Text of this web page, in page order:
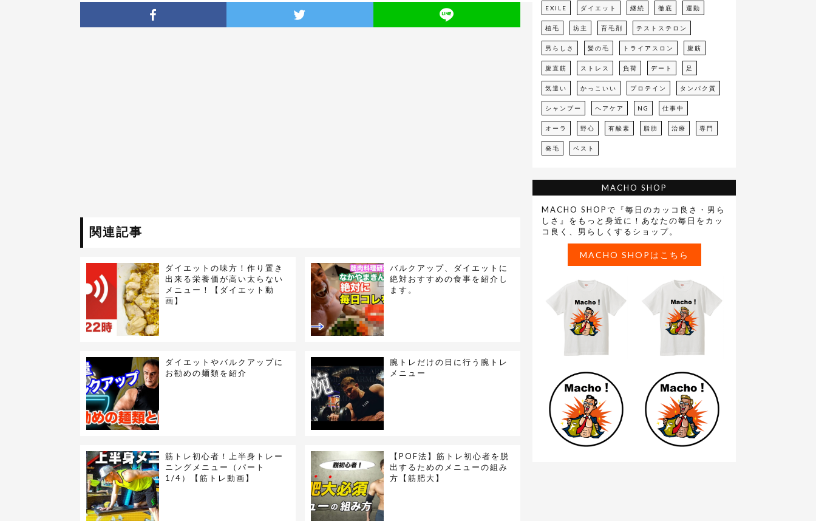
関連記事
ダイエットの味方！作り置き
出来る栄養価が高い太らない
メニュー！【ダイエット動
画】
バルクアップ、ダイエットに
絶対おすすめの食事を紹介し
ます。
ダイエットやバルクアップに
お勧めの麺類を紹介
腕トレだけの日に行う腕トレ
メニュー
筋トレ初心者！上半身トレー
ニングメニュー（パート
1/4）【筋トレ動画】
【POF法】筋トレ初心者を脱
出するためのメニューの組み
方【筋肥大】
EXILE ダイエット 継続 徹底 運動
植毛 坊主 育毛剤 テストステロン
男らしさ 髪の毛 トライアスロン 腹筋
腹直筋 ストレス 負荷 デート 足
気遣い かっこいい プロテイン タンパク質
シャンプー ヘアケア NG 仕事中
オーラ 野心 有酸素 脂肪 治療 専門
発毛 ベスト
MACHO SHOP
MACHO SHOPで『毎日のカッコ良さ・男ら
しさ』をもっと身近に！あなたの毎日をカッ
コ良く、男らしくするショップ。
MACHO SHOPはこちら